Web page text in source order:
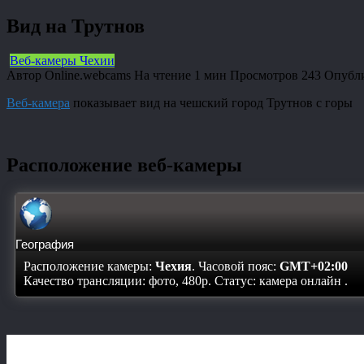
Вид на Трутнов
Веб-камеры Чехии
Автор Online.webcams На чтение 1 мин Просмотров 243
Веб-камера показывает вид на чешский город Трутнов с горы
Расположение веб-камеры
География
Расположение камеры: Чехия. Часовой пояс: GMT+02:00
Качество трансляции: фото, 480p. Статус: камера онлайн .